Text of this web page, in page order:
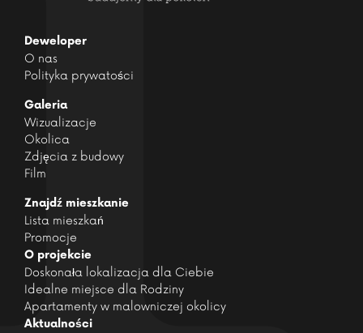
Deweloper
O nas
Polityka prywatości
Galeria
Wizualizacje
Okolica
Zdjęcia z budowy
Film
Znajdź mieszkanie
Lista mieszkań
Promocje
O projekcie
Doskonała lokalizacja dla Ciebie
Idealne miejsce dla Rodziny
Apartamenty w malowniczej okolicy
Aktualności